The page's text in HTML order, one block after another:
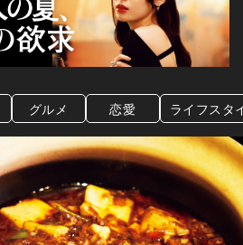
グルメ 恋愛 ライフスタ